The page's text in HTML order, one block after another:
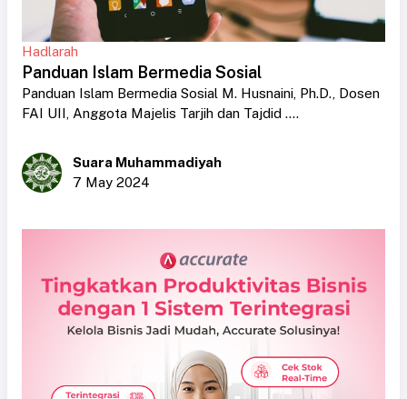
Hadlarah
Panduan Islam Bermedia Sosial
Panduan Islam Bermedia Sosial M. Husnaini, Ph.D., Dosen
FAI UII, Anggota Majelis Tarjih dan Tajdid ....
Suara Muhammadiyah
7 May 2024